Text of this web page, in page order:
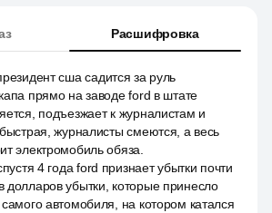
Расшифровка
сша садится за руль
прямо на заводе ford в штате
подъезжает к журналистам и
быстрая, журналисты смеются, а весь
электромобиль обяза.
4 года ford признает убытки почти
долларов убытки, которые принесло
самого автомобиля, на котором катался